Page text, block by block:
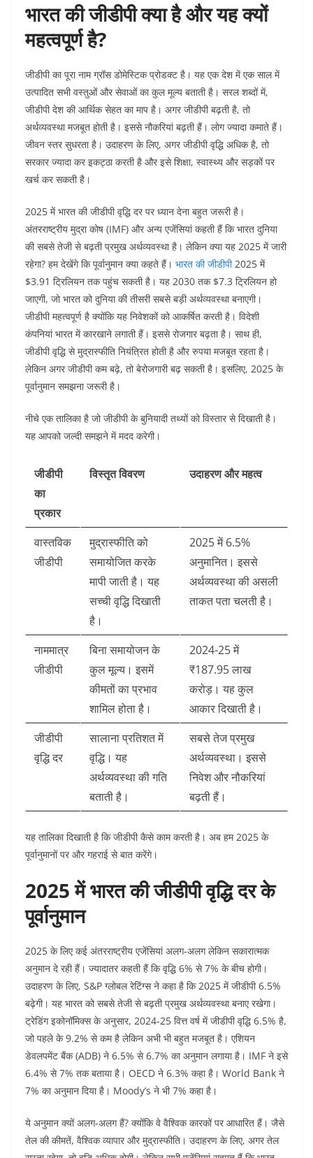
भारत की जीडीपी क्या है और यह क्यों
महत्वपूर्ण है?
जीडीपी का पूरा नाम ग्रॉस डोमेस्टिक प्रोडक्ट है। यह एक देश में एक साल में
उत्पादित सभी वस्तुओं और सेवाओं का कुल मूल्य बताती है। सरल शब्दों में,
जीडीपी देश की आर्थिक सेहत का माप है। अगर जीडीपी बढ़ती है, तो
अर्थव्यवस्था मजबूत होती है। इससे नौकरियां बढ़ती हैं। लोग ज्यादा कमाते हैं।
जीवन स्तर सुधरता है। उदाहरण के लिए, अगर जीडीपी वृद्धि अधिक है, तो
सरकार ज्यादा कर इकट्ठा करती है और इसे शिक्षा, स्वास्थ्य और सड़कों पर
खर्च कर सकती है।
2025 में भारत की जीडीपी वृद्धि दर पर ध्यान देना बहुत जरूरी है।
अंतरराष्ट्रीय मुद्रा कोष (IMF) और अन्य एजेंसियां कहती हैं कि भारत दुनिया
की सबसे तेजी से बढ़ती प्रमुख अर्थव्यवस्था है। लेकिन क्या यह 2025 में जारी
रहेगा? हम देखेंगे कि पूर्वानुमान क्या कहते हैं। भारत की जीडीपी2025 में
$3.91 ट्रिलियन तक पहुंच सकती है। यह 2030 तक $7.3 ट्रिलियन हो
जाएगी, जो भारत को दुनिया की तीसरी सबसे बड़ी अर्थव्यवस्था बनाएगी।
जीडीपी महत्वपूर्ण है क्योंकि यह निवेशकों को आकर्षित करती है। विदेशी
कंपनियां भारत में कारखाने लगाती हैं। इससे रोजगार बढ़ता है। साथ ही,
जीडीपी वृद्धि से मुद्रास्फीति नियंत्रित होती है और रुपया मजबूत रहता है।
लेकिन अगर जीडीपी कम बढ़े, तो बेरोजगारी बढ़ सकती है। इसलिए, 2025 के
पूर्वानुमान समझना जरूरी है।
नीचे एक तालिका है जो जीडीपी के बुनियादी तथ्यों को विस्तार से दिखाती है।
यह आपको जल्दी समझने में मदद करेगी।
जीडीपी
का
प्रकार
विस्तृत विवरण उदाहरण और महत्व
वास्तविक
जीडीपी
मुद्रास्फीति को
समायोजित करके
मापी जाती है। यह
सच्ची वृद्धि दिखाती
है।
2025 में 6.5%
अनुमानित। इससे
अर्थव्यवस्था की असली
ताकत पता चलती है।
नाममात्र
जीडीपी
बिना समायोजन के
कुल मूल्य। इसमें
कीमतों का प्रभाव
शामिल होता है।
2024-25 में
₹187.95 लाख
करोड़। यह कुल
आकार दिखाती है।
जीडीपी
वृद्धि दर
सालाना प्रतिशत में
वृद्धि। यह
अर्थव्यवस्था की गति
बताती है।
सबसे तेज प्रमुख
अर्थव्यवस्था। इससे
निवेश और नौकरियां
बढ़ती हैं।
यह तालिका दिखाती है कि जीडीपी कैसे काम करती है। अब हम 2025 के
पूर्वानुमानों पर और गहराई से बात करेंगे।
2025 में भारत की जीडीपी वृद्धि दर के
पूर्वानुमान
2025 के लिए कई अंतरराष्ट्रीय एजेंसियां अलग-अलग लेकिन सकारात्मक
अनुमान दे रही हैं। ज्यादातर कहती हैं कि वृद्धि 6% से 7% के बीच होगी।
उदाहरण के लिए, S&P ग्लोबल रेटिंग्स ने कहा है कि 2025 में जीडीपी 6.5%
बढ़ेगी। यह भारत को सबसे तेजी से बढ़ती प्रमुख अर्थव्यवस्था बनाए रखेगा।
ट्रेडिंग इकोनॉमिक्स के अनुसार, 2024-25 वित्त वर्ष में जीडीपी वृद्धि 6.5% है,
जो पहले के 9.2% से कम है लेकिन अभी भी बहुत मजबूत है। एशियन
डेवलपमेंट बैंक (ADB) ने 6.5% से 6.7% का अनुमान लगाया है। IMF ने इसे
6.4% से 7% तक बताया है। OECD ने 6.3% कहा है। World Bank ने
7% का अनुमान दिया है। Moody’s ने भी 7% कहा है।
ये अनुमान क्यों अलग-अलग हैं? क्योंकि वे वैश्विक कारकों पर आधारित हैं। जैसे
तेल की कीमतें, वैश्विक व्यापार और मुद्रास्फीति। उदाहरण के लिए, अगर तेल